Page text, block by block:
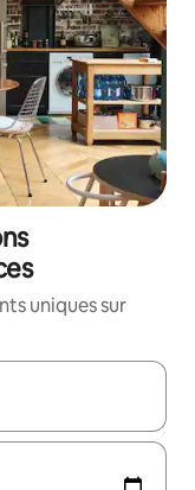
uniques sur
les flèches vers le